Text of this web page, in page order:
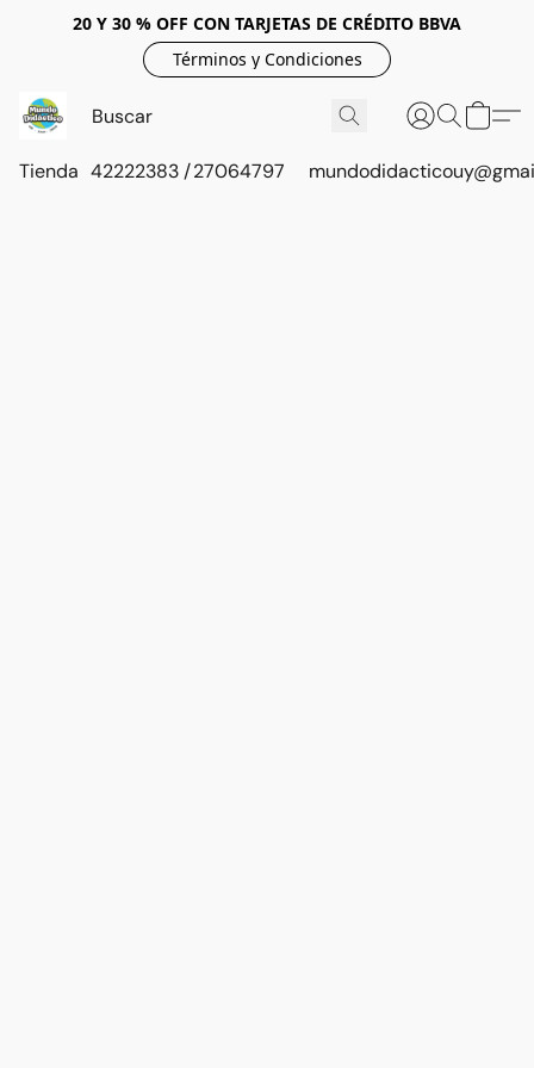
20 Y 30 % OFF CON TARJETAS DE CRÉDITO BBVA
Términos y Condiciones
Tienda 42222383 / 27064797